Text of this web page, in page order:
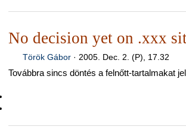
No decision yet on .xxx
Török Gábor· 2005. Dec. 2. (P), 17.32
Továbbra sincs döntés a felnőtt-tartalmakat